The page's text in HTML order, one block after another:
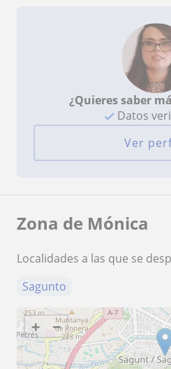
¿Quieres saber
Datos
Ver
Zona de Mónica
Localidades a las que se
Sagunto
+ −